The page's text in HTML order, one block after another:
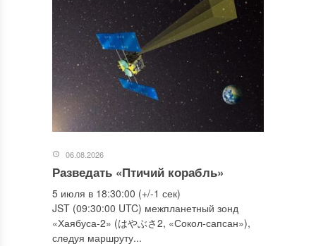
06.08.2026
Разведать «Птичий корабль»
5 июля в 18:30:00 (+/-1 сек)
JST (09:30:00 UTC) межпланетный зонд
«Хаябуса-2» (はやぶさ2, «Сокол-сапсан»),
следуя маршруту...